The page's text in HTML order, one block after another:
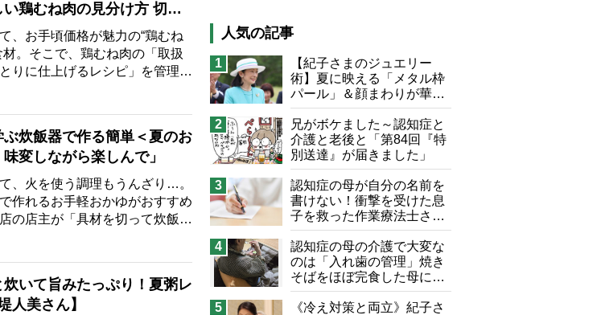
鶏むね肉の見分け方 切り
、お手頃価格が魅力の“鶏むね
。そこで、鶏むね肉の「取扱
りに仕上げるレシピ」を管理栄
」は立つ崎）が…
炊飯器で作る簡単＜夏のお
変しながら楽しんで」
、火を使う調理もうんざり…。
作れるお手軽おかゆがおすすめ
の店主が「具材を切って炊飯器
ピを考案。お…
いて旨みたっぷり！夏粥レ
人美さん】
猫が母になつきません
息子の遠距離介護サバイバル術
兄がボケました
便利なサービス
予防法
人気の記事
1
【紀子さまのジュエリー
術】夏に映える「メタル枠
パール」＆顔まわりが華や
ぐ「揺れる一粒」の使い分
け方
2
兄がボケました～認知症と
介護と老後と「第84回『特
別送達』が届きました」
3
認知症の母が自分の名前を
書けない！衝撃を受けた息
子を救った作業療法士さん
の言葉
4
認知症の母の介護で大変な
のは「入れ歯の管理」焼き
そばをほぼ完食した母に息
子が血の気が引いた理由
5
《冷え対策と両立》紀子さ